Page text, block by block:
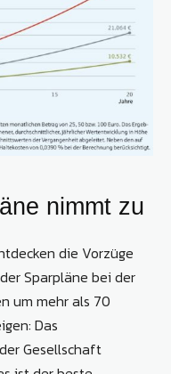
nimmt zu
die Vorzüge
Sparpläne bei der
um mehr als 70
Das
Gesellschaft